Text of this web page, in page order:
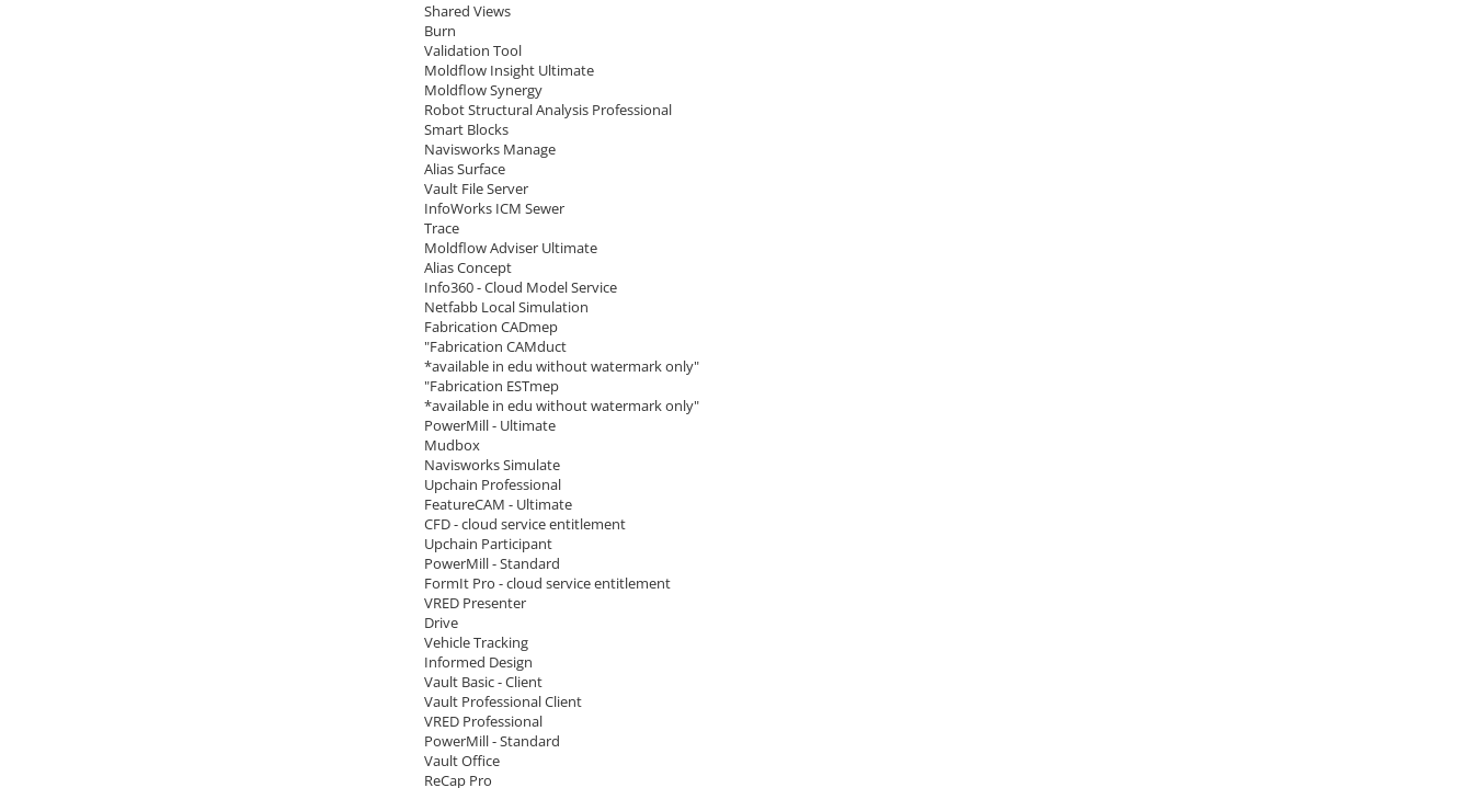
Shared Views
Burn
Validation Tool
Moldflow Insight Ultimate
Moldflow Synergy
Robot Structural Analysis Professional
Smart Blocks
Navisworks Manage
Alias Surface
Vault File Server
InfoWorks ICM Sewer
Trace
Moldflow Adviser Ultimate
Alias Concept
Info360 - Cloud Model Service
Netfabb Local Simulation
Fabrication CADmep
"Fabrication CAMduct
*available in edu without watermark only"
"Fabrication ESTmep
*available in edu without watermark only"
PowerMill - Ultimate
Mudbox
Navisworks Simulate
Upchain Professional
FeatureCAM - Ultimate
CFD - cloud service entitlement
Upchain Participant
PowerMill - Standard
FormIt Pro - cloud service entitlement
VRED Presenter
Drive
Vehicle Tracking
Informed Design
Vault Basic - Client
Vault Professional Client
VRED Professional
PowerMill - Standard
Vault Office
ReCap Pro